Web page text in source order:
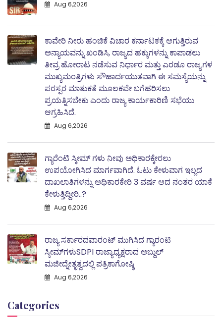
Aug 6,2026
ಕಾವೇರಿ ನೀರು ಹಂಚಿಕೆ ವಿಚಾರ ಕರ್ನಾಟಕಕ್ಕೆ ಆಗುತ್ತಿರುವ
ಅನ್ಯಾಯವನ್ನು ಖಂಡಿಸಿ, ರಾಜ್ಯದ ಹಕ್ಕುಗಳನ್ನು ಕಾಪಾಡಲು
ತೀವ್ರ ಹೋರಾಟ ನಡೆಸುವ ನಿರ್ಧಾರ ಮತ್ತು ಎರಡೂ ರಾಜ್ಯಗಳ
ಮುಖ್ಯಮಂತ್ರಿಗಳು ಸೌಹಾರ್ದಯುತವಾಗಿ ಈ ಸಮಸ್ಯೆಯನ್ನು
ಪರಸ್ಪರ ಮಾತುಕತೆ ಮೂಲಕವೇ ಬಗೆಹರಿಸಲು
ಪ್ರಯತ್ನಿಸಬೇಕು ಎಂದು ರಾಜ್ಯ ಕಾರ್ಯಕಾರಿಣಿ ಸಭೆಯು
ಆಗ್ರಹಿಸಿದೆ.
Aug 6,2026
ಗ್ಯಾರೆಂಟಿ ಸ್ಕೀಮ್ ಗಳು ನೀವು ಅಧಿಕಾರಕ್ಕೇರಲು
ಉಪಯೋಗಿಸಿದ ಮಾರ್ಗವಾಗಿದೆ. ಓಟು ಕೇಳುವಾಗ ಇಲ್ಲದ
ದಾಖಲಾತಿಗಳನ್ನು ಅಧಿಕಾರಕೇರಿ 3 ವರ್ಷ ಆದ ನಂತರ ಯಾಕೆ
ಕೇಳುತ್ತಿದ್ದೀರಿ..?
Aug 6,2026
ರಾಜ್ಯ ಸರ್ಕಾರದವಾರಂಟ್ ಮುಗಿಸಿದ ಗ್ಯಾರಂಟಿ
ಸ್ಕೀಮ್‌ಗಳುSDPI ರಾಜ್ಯಾಧ್ಯಕ್ಷರಾದ ಅಬ್ದುಲ್
ಮಜೀದ್ನೇತೃತ್ವದಲ್ಲಿ ಪತ್ರಿಕಾಗೋಷ್ಠಿ
Aug 6,2026
Categories